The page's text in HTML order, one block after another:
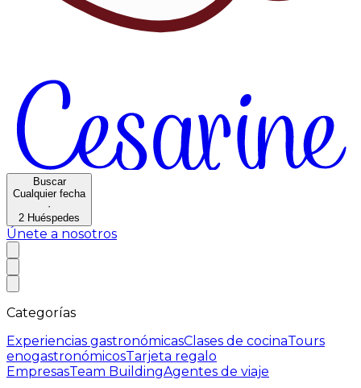
Buscar
Cualquier fecha
·
2 Huéspedes
Únete a nosotros
Categorías
Experiencias gastronómicasClases de cocinaTours
enogastronómicosTarjeta regalo
EmpresasTeam BuildingAgentes de viaje